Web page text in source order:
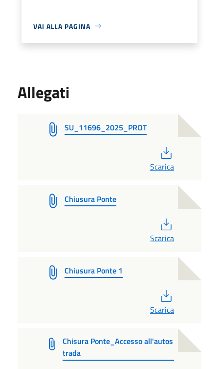
VAI ALLA PAGINA
Allegati
SU_11696_2025_PROT
Scarica
Chiusura Ponte
Scarica
Chiusura Ponte 1
Scarica
Chisura Ponte_Accesso all'autos
trada